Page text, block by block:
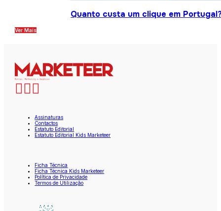
Quanto custa um clique em
Ver Mais
Assinaturas
Contactos
Estatuto Editorial
Estatuto Editorial Kids Marketeer
Ficha Técnica
Ficha Técnica Kids Marketeer
Política de Privacidade
Termos de Utilização